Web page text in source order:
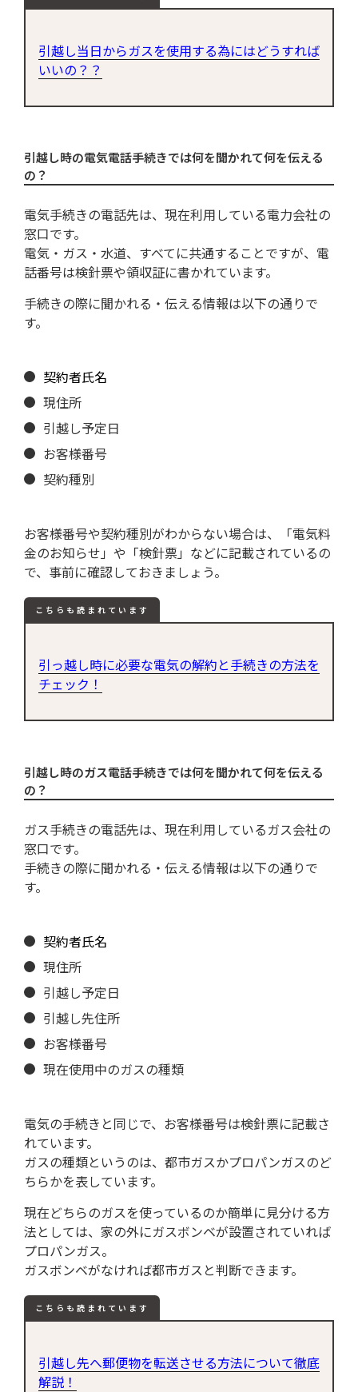
引越し当日からガスを使用する為にはどうすれば
いいの？？
引越し時の電気電話手続きでは何を聞かれて何を伝える
の？
電気手続きの電話先は、現在利用している電力会社の
窓口です。
電気・ガス・水道、すべてに共通することですが、電
話番号は検針票や領収証に書かれています。
手続きの際に聞かれる・伝える情報は以下の通りで
す。
契約者氏名
現住所
引越し予定日
お客様番号
契約種別
お客様番号や契約種別がわからない場合は、「電気料
金のお知らせ」や「検針票」などに記載されているの
で、事前に確認しておきましょう。
こちらも読まれています
引っ越し時に必要な電気の解約と手続きの方法を
チェック！
引越し時のガス電話手続きでは何を聞かれて何を伝える
の？
ガス手続きの電話先は、現在利用しているガス会社の
窓口です。
手続きの際に聞かれる・伝える情報は以下の通りで
す。
契約者氏名
現住所
引越し予定日
引越し先住所
お客様番号
現在使用中のガスの種類
電気の手続きと同じで、お客様番号は検針票に記載さ
れています。
ガスの種類というのは、都市ガスかプロパンガスのど
ちらかを表しています。
現在どちらのガスを使っているのか簡単に見分ける方
法としては、家の外にガスボンベが設置されていれば
プロパンガス。
ガスボンベがなければ都市ガスと判断できます。
こちらも読まれています
引越し先へ郵便物を転送させる方法について徹底
解説！